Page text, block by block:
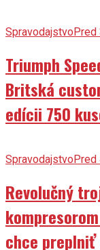
Spravodajstvo
Triumph
Britská
edícii 750
SpravodajstvoPred
Revolučný
chce